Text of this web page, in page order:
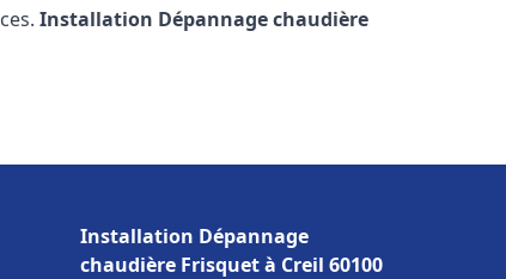
Installation Dépannage chaudière
Installation Dépannage
chaudière Frisquet à Creil 60100